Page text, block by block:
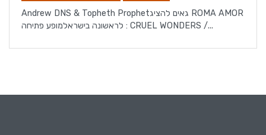
Andrew DNS & Topheth Prophetגאים להציג ROMA AMOR
לראשונה בישראלמופע פתיחה : CRUEL WONDERS /...